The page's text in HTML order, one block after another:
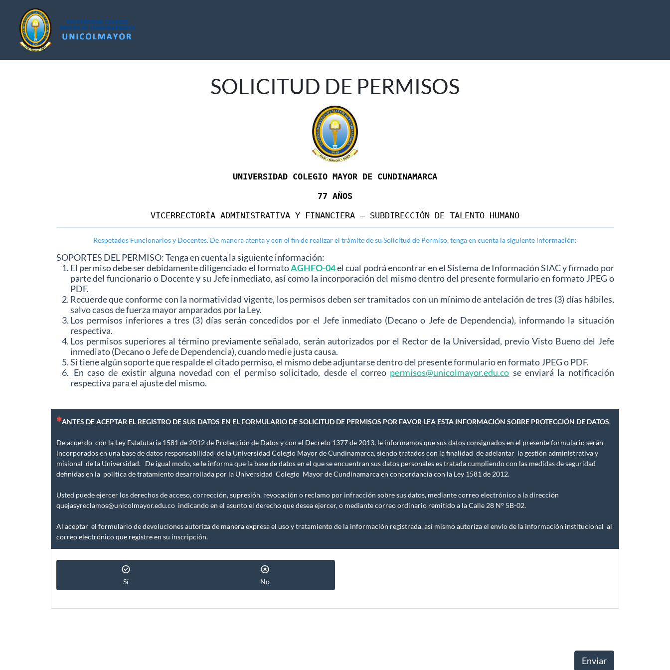
SOLICITUD DE PERMISOS
UNIVERSIDAD COLEGIO MAYOR DE CUNDINAMARCA
77 AÑOS
VICERRECTORÍA ADMINISTRATIVA Y FINANCIERA – SUBDIRECCIÓN DE TALENTO HUMANO
Respetados Funcionarios y Docentes. De manera atenta y con el fin de realizar el trámite de su Solicitud de Permiso, tenga en cuenta la siguiente información:
SOPORTES DEL PERMISO: Tenga en cuenta la siguiente información:
El permiso debe ser debidamente diligenciado el formatoAGHFO-04el cual podrá encontrar en el Sistema de Información SIAC y firmado por
parte del funcionario o Docente y su Jefe inmediato, así como la incorporación del mismo dentro del presente formulario en formato JPEG o
PDF.
Recuerde que conforme con la normatividad vigente, los permisos deben ser tramitados con un mínimo de antelación de tres (3) días hábiles,
salvo casos de fuerza mayor amparados por la Ley.
Los permisos inferiores a tres (3) días serán concedidos por el Jefe inmediato (Decano o Jefe de Dependencia), informando la situación
respectiva.
Los permisos superiores al término previamente señalado, serán autorizados por el Rector de la Universidad, previo Visto Bueno del Jefe
inmediato (Decano o Jefe de Dependencia), cuando medie justa causa.
Si tiene algún soporte que respalde el citado permiso, el mismo debe adjuntarse dentro del presente formulario en formato JPEG o PDF.
En caso de existir alguna novedad con el permiso solicitado, desde el correo permisos@unicolmayor.edu.co se enviará la notificación
respectiva para el ajuste del mismo.
(Esta pregunta es obligatoria)
ANTES DE ACEPTAR EL REGISTRO DE SUS DATOS EN EL FORMULARIO DE SOLICITUD DE PERMISOS POR FAVOR LEA ESTA INFORMACIÓN SOBRE PROTECCIÓN DE DATOS.
De acuerdo con la Ley Estatutaria 1581 de 2012 de Protección de Datos y con el Decreto 1377 de 2013, le informamos que sus datos consignados en el presente formulario serán
incorporados en una base de datos responsabilidad de la Universidad Colegio Mayor de Cundinamarca, siendo tratados con la finalidad de adelantar la gestión administrativa y
misional de la Universidad. De igual modo, se le informa que la base de datos en el que se encuentran sus datos personales es tratada cumpliendo con las medidas de seguridad
definidas en la política de tratamiento desarrollada por la Universidad Colegio Mayor de Cundinamarca en concordancia con la Ley 1581 de 2012.
Usted puede ejercer los derechos de acceso, corrección, supresión, revocación o reclamo por infracción sobre sus datos, mediante correo electrónico a la dirección
quejasyreclamos@unicolmayor.edu.co indicando en el asunto el derecho que desea ejercer, o mediante correo ordinario remitido a la Calle 28 N° 5B-02.
Al aceptar el formulario de devoluciones autoriza de manera expresa el uso y tratamiento de la información registrada, así mismo autoriza el envío de la información institucional al
correo electrónico que registre en su inscripción.
Sí No
Enviar